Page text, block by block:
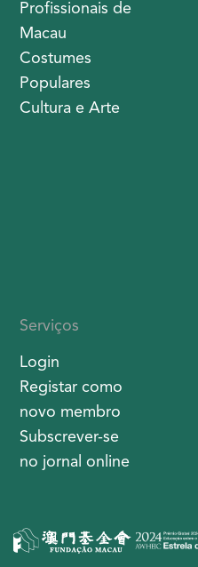
Profissionais de
Macau
Costumes
Populares
Cultura e Arte
Serviços
Login
Registar como
novo membro
Subscrever-se
no jornal online